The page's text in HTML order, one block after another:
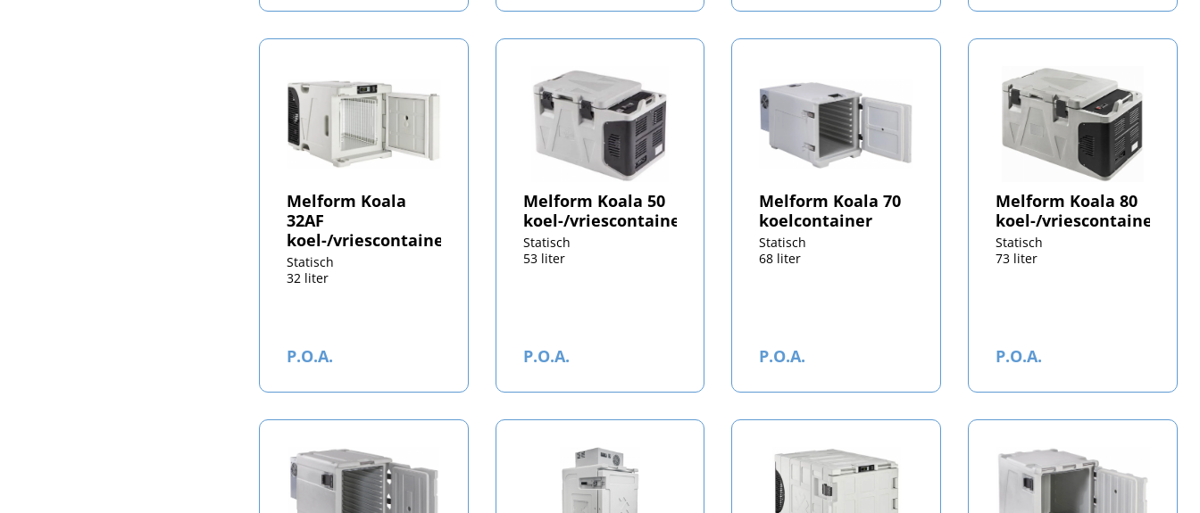
Melform Koala
32AF
koel-/vriescontainer
Statisch
32 liter
P.O.A.
Melform Koala 50
koel-/vriescontainer
Statisch
53 liter
P.O.A.
Melform Koala 70
koelcontainer
Statisch
68 liter
P.O.A.
Melform Koala 80
koel-/vriescontainer
Statisch
73 liter
P.O.A.